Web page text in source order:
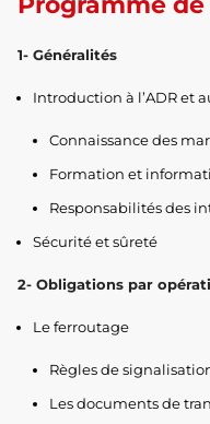
1- Généralités
Introduction à l’ADR et
Connaissance des
Formation et
Responsabilités des
Sécurité et sûreté
2- Obligations par
Le ferroutage
Règles de
Les documents de